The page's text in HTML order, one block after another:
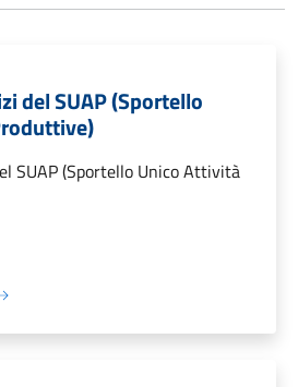
del SUAP (Sportello
SUAP (Sportello Unico Attività